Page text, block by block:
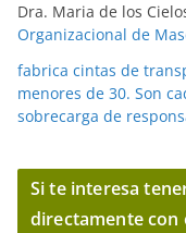
Dra. Maria de los
Organizacional de
fabrica cintas de
menores de 30. Son
sobrecarga de
Si te interesa
directamente